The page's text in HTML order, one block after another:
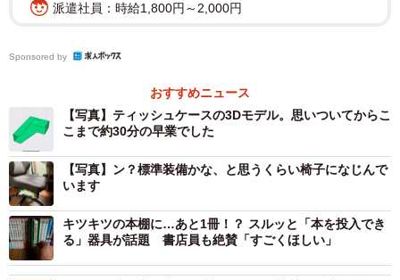
けど、思った通り"超便利"だった。
場所は取らずに、直ぐ取れる。手前味噌ながら、神配置だ
pic.twitter.com/uYX46TIRsL
— しぶちょー (@sibucho_labo)
神がかり的配置。使い心地は最高
ーー画期的な場所と発明品です。ケースを作った経緯を教
えてください。
「昨年、家を建てまして、自分の書斎があるのですが、現
派遣社員：時給1,800円～2,000円
Sponsored by
おすすめニュース
【写真】ティッシュケースの3Dモデル。思いついてからこ
こまで約30分の早業でした
【写真】ン？標準装備かな、と思うくらい椅子になじんで
います
キツキツの本棚に…あと1冊！？ スルッと「本を投入でき
る」器具が話題 書店員も絶賛「すごくほしい」